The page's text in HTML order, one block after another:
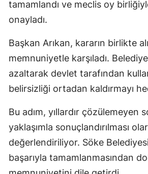
tamamlandı ve meclis oy
onayladı.
Başkan Arıkan, kararın birlikte
memnuniyetle karşıladı.
azaltarak devlet tarafından
belirsizliği ortadan kaldırmayı
Bu adım, yıllardır çözülemeyen
yaklaşımla sonuçlandırılması
değerlendiriliyor. Söke
başarıyla tamamlanmasından